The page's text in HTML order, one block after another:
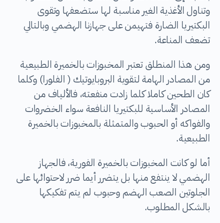
وتناول الأغذية الغير مناسبة لها ستضعفها وتقوى
البكتيريا الضارة فتهيمن على جهازنا الهضمي وبالتالي
تضعف المناعة.
‎ومن هذا المنطلق تعتبر المخبوزات بالخميرة الطبيعية
من المصادر الهامة لتقوية البروبايوتيك ( الفلورا) وكلما
كان الطحين كاملا كلما زادت منفعته، فالألياف من
المصادر الأساسية للبكتيريا النافعة سواء الخضروات
والفواكه أو الحبوب والمتمثلة بالمخبوزات بالخميرة
الطبيعية.
‎أما لو كانت المخبوزات بالخميرة الفورية، فالجهاز
الهضمي لا ينتفع منها بل يتضرر أيما ضرر لاحتوائها على
الجلوتين الصعب الهضم وحبوب لم يتم تفكيكها
بالشكل المطلوب.